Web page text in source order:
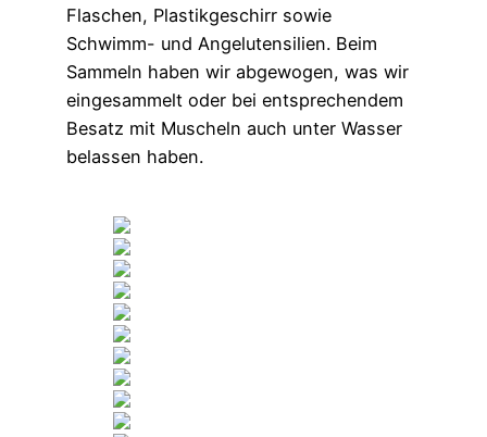
Flaschen, Plastikgeschirr sowie
Schwimm- und Angelutensilien. Beim
Sammeln haben wir abgewogen, was wir
eingesammelt oder bei entsprechendem
Besatz mit Muscheln auch unter Wasser
belassen haben.